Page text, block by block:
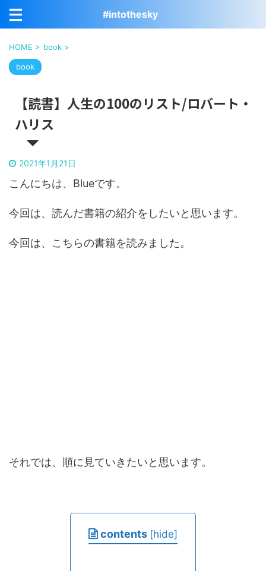
#intothesky
HOME > book >
book
【読書】人生の100のリスト/ロバート・
ハリス
2021年1月21日
こんにちは、Blueです。
今回は、読んだ書籍の紹介をしたいと思います。
今回は、こちらの書籍を読みました。
それでは、順に見ていきたいと思います。
contents [hide]